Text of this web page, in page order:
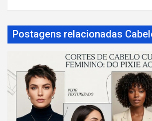
a
ç
ã
d
e
Postagens relacionadas